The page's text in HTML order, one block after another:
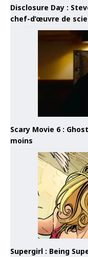
Disclosure Day :
chef-d’œuvre de
Scary Movie 6 :
moins
Supergirl : Being